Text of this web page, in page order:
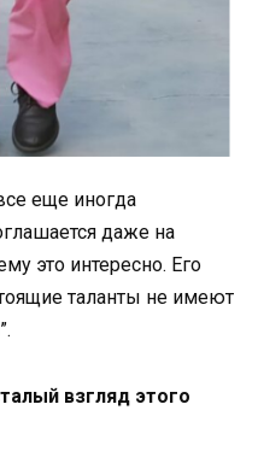
еще иногда
даже на
это интересно. Его
таланты не имеют
взгляд этого